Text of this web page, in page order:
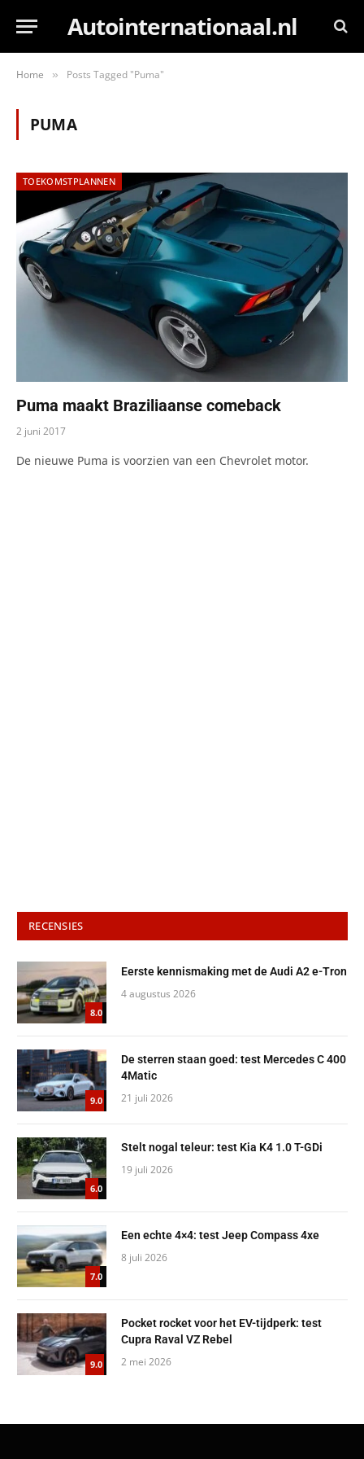
Autointernationaal.nl
Home » Posts Tagged "Puma"
PUMA
TOEKOMSTPLANNEN
Puma maakt Braziliaanse comeback
2 juni 2017
De nieuwe Puma is voorzien van een Chevrolet motor.
RECENSIES
8.0
Eerste kennismaking met de Audi A2 e-Tron
4 augustus 2026
9.0
De sterren staan goed: test Mercedes C 400
4Matic
21 juli 2026
6.0
Stelt nogal teleur: test Kia K4 1.0 T-GDi
19 juli 2026
7.0
Een echte 4×4: test Jeep Compass 4xe
8 juli 2026
9.0
Pocket rocket voor het EV-tijdperk: test
Cupra Raval VZ Rebel
2 mei 2026